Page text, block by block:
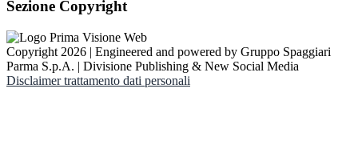
Sezione Copyright
Copyright 2026 | Engineered and powered by Gruppo Spaggiari
Parma S.p.A. | Divisione Publishing & New Social Media
Disclaimer trattamento dati personali